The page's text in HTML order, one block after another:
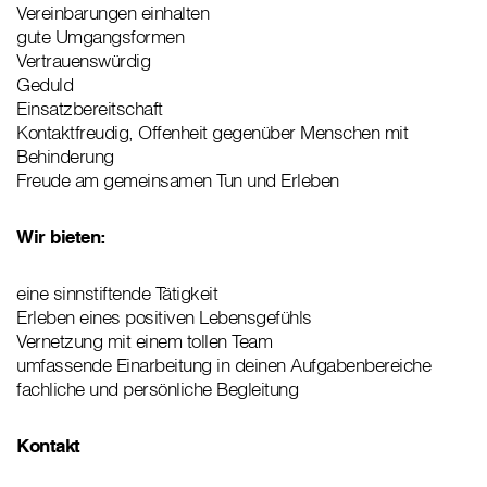
Vereinbarungen einhalten
gute Umgangsformen
Vertrauenswürdig
Geduld
Einsatzbereitschaft
Kontaktfreudig, Offenheit gegenüber Menschen mit
Behinderung
Freude am gemeinsamen Tun und Erleben
Wir bieten:
eine sinnstiftende Tätigkeit
Erleben eines positiven Lebensgefühls
Vernetzung mit einem tollen Team
umfassende Einarbeitung in deinen Aufgabenbereiche
fachliche und persönliche Begleitung
Kontakt